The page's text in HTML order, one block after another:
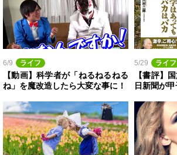
6/9 ライフ
【動画】科学者が「ねるねるねる
ね」を魔改造したら大変な事に！
5/29 ライフ
【書評】
日新聞が